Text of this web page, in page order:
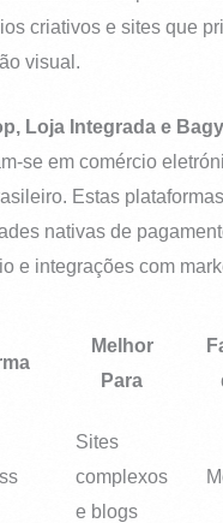
criativos e sites que
visual.
Loja Integrada e Bagy
se em comércio
Estas
nativas de
e integrações com
Melhor
Para
Sites
complexos
e blogs